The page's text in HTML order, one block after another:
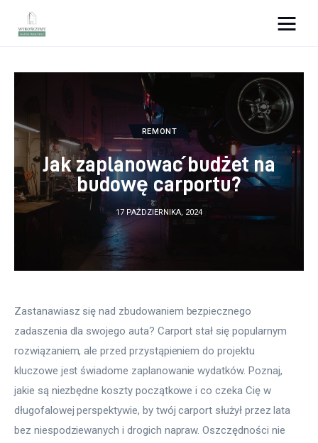
Porady wnętrzarskie
Remont
Kuchnia
Łazienka
Sypialnia
REMONT
Jak zaplanować budżet na
budowę carportu?
17 PAŹDZIERNIKA, 2024
Zastanawiasz się nad zbudowaniem bezpiecznego
zadaszenia dla swojego auta? Carport stał się popularnym
rozwiązaniem, ale przed przystąpieniem do projektu
kluczowe jest świadome zaplanowanie wydatków. Poznaj,
jakie są niezbędne koszty początkowe i co czeka Cię w
długofalowej perspektywie, by twój carport służył przez lata
bez niespodziewanych i drogich napraw. Oszczędności nie